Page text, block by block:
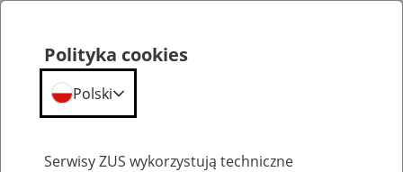
Polityka cookies
Polski
Serwisy ZUS wykorzystują techniczne